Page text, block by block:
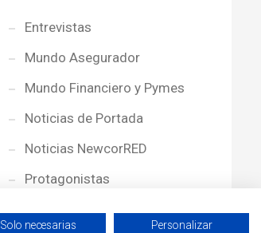
Entrevistas
Mundo Asegurador
Mundo Financiero y Pymes
Noticias de Portada
Noticias NewcorRED
Protagonistas
Reportajes
Solo necesarias Personalizar